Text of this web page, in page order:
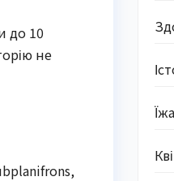
до 10
не